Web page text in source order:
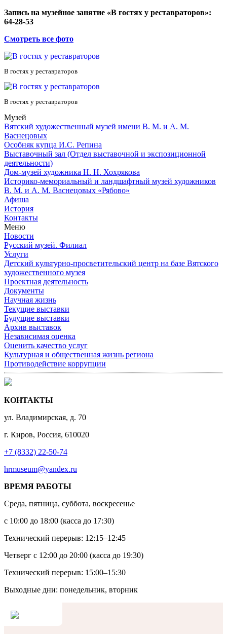
Запись на музейное занятие «В гостях у реставраторов»:
64-28-53
Смотреть все фото
В гостях у реставраторов
В гостях у реставраторов
Музей
Вятский художественный музей имени В. М. и А. М.
Васнецовых
Особняк купца И.С. Репина
Выставочный зал (Отдел выставочной и экспозиционной
деятельности)
Дом-музей художника Н. Н. Хохрякова
Историко-мемориальный и ландшафтный музей художников
В. М. и А. М. Васнецовых «Рябово»
Афиша
История
Контакты
Меню
Новости
Русский музей. Филиал
Услуги
Детский культурно-просветительский центр на базе Вятского
художественного музея
Проектная деятельность
Документы
Научная жизнь
Текущие выставки
Будущие выставки
Архив выставок
Независимая оценка
Оценить качество услуг
Культурная и общественная жизнь региона
Противодействие коррупции
КОНТАКТЫ
ул. Владимирская, д. 70
г. Киров, Россия, 610020
+7 (8332) 22-50-74
hrmuseum@yandex.ru
ВРЕМЯ РАБОТЫ
Среда, пятница, суббота, воскресенье
с 10:00 до 18:00 (касса до 17:30)
Технический перерыв: 12:15–12:45
Четверг с 12:00 до 20:00 (касса до 19:30)
Технический перерыв: 15:00–15:30
Выходные дни: понедельник, вторник